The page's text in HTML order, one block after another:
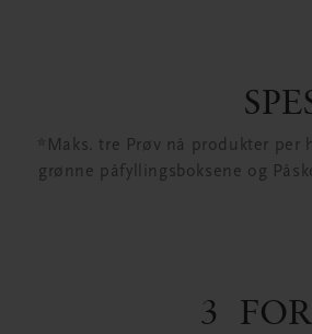
*Maks. tre Prøv nå produkter per
grønne påfyllingsboksene og
3